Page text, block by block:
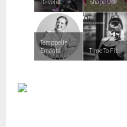
Palvelut
Shape Up
Temppelin
Emäntä
Time To Fit